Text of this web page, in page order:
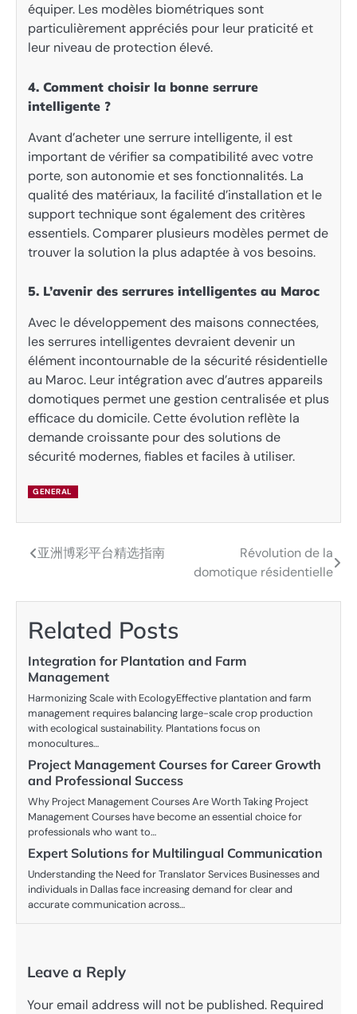
équiper. Les modèles biométriques sont
particulièrement appréciés pour leur praticité et
leur niveau de protection élevé.
4. Comment choisir la bonne serrure
intelligente ?
Avant d’acheter une serrure intelligente, il est
important de vérifier sa compatibilité avec votre
porte, son autonomie et ses fonctionnalités. La
qualité des matériaux, la facilité d’installation et le
support technique sont également des critères
essentiels. Comparer plusieurs modèles permet de
trouver la solution la plus adaptée à vos besoins.
5. L’avenir des serrures intelligentes au Maroc
Avec le développement des maisons connectées,
les serrures intelligentes devraient devenir un
élément incontournable de la sécurité résidentielle
au Maroc. Leur intégration avec d’autres appareils
domotiques permet une gestion centralisée et plus
efficace du domicile. Cette évolution reflète la
demande croissante pour des solutions de
sécurité modernes, fiables et faciles à utiliser.
GENERAL
Post
亚洲博彩平台精选指南
Révolution de la
domotique résidentielle
Related Posts
Integration for Plantation and Farm
Management
Harmonizing Scale with EcologyEffective plantation and farm
management requires balancing large-scale crop production
with ecological sustainability. Plantations focus on
monocultures…
Project Management Courses for Career Growth
and Professional Success
Why Project Management Courses Are Worth Taking Project
Management Courses have become an essential choice for
professionals who want to…
Expert Solutions for Multilingual Communication
Understanding the Need for Translator Services Businesses and
individuals in Dallas face increasing demand for clear and
accurate communication across…
Leave a Reply
Your email address will not be published. Required